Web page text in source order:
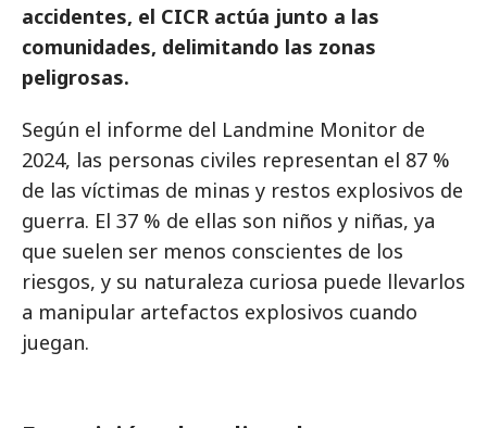
accidentes, el CICR actúa junto a las
comunidades, delimitando las zonas
peligrosas.
Según el informe del Landmine Monitor de
2024, las personas civiles representan el 87 %
de las víctimas de minas y restos explosivos de
guerra. El 37 % de ellas son niños y niñas, ya
que suelen ser menos conscientes de los
riesgos, y su naturaleza curiosa puede llevarlos
a manipular artefactos explosivos cuando
juegan.